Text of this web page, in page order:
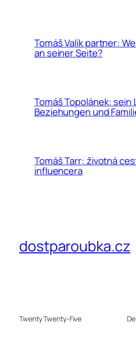
Tomáš Valík partner:
an seiner Seite?
Tomáš Topolánek: sein
Beziehungen und
Tomáš Tarr: životná
influencera
dostparoubka.cz
Twenty Twenty-Five